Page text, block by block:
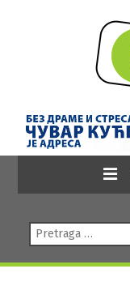
Pretraga: